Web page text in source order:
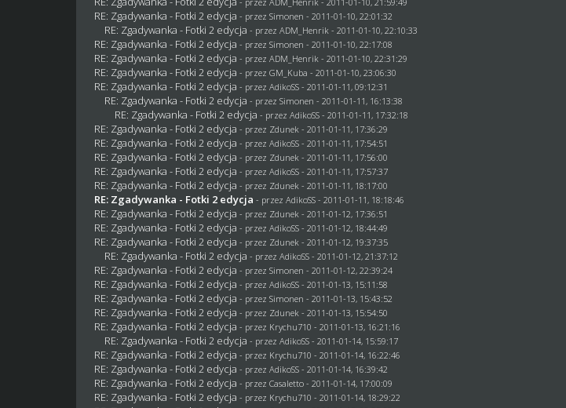
RE: Zgadywanka - Fotki 2 edycja - przezSimonen - 2011-01-10, 22:01:32
RE: Zgadywanka - Fotki 2 edycja - przezADM_Henrik - 2011-01-10, 22:10:33
RE: Zgadywanka - Fotki 2 edycja - przezSimonen - 2011-01-10, 22:17:08
RE: Zgadywanka - Fotki 2 edycja - przezADM_Henrik - 2011-01-10, 22:31:29
RE: Zgadywanka - Fotki 2 edycja - przezGM_Kuba - 2011-01-10, 23:06:30
RE: Zgadywanka - Fotki 2 edycja - przez AdikoSS - 2011-01-11, 09:12:31
RE: Zgadywanka - Fotki 2 edycja - przezSimonen - 2011-01-11, 16:13:38
RE: Zgadywanka - Fotki 2 edycja - przez AdikoSS - 2011-01-11, 17:32:18
RE: Zgadywanka - Fotki 2 edycja - przez Zdunek - 2011-01-11, 17:36:29
RE: Zgadywanka - Fotki 2 edycja - przez AdikoSS - 2011-01-11, 17:54:51
RE: Zgadywanka - Fotki 2 edycja - przez Zdunek - 2011-01-11, 17:56:00
RE: Zgadywanka - Fotki 2 edycja - przez AdikoSS - 2011-01-11, 17:57:37
RE: Zgadywanka - Fotki 2 edycja - przez Zdunek - 2011-01-11, 18:17:00
RE: Zgadywanka - Fotki 2 edycja - przez AdikoSS - 2011-01-11, 18:18:46
RE: Zgadywanka - Fotki 2 edycja - przez Zdunek - 2011-01-12, 17:36:51
RE: Zgadywanka - Fotki 2 edycja - przez AdikoSS - 2011-01-12, 18:44:49
RE: Zgadywanka - Fotki 2 edycja - przez Zdunek - 2011-01-12, 19:37:35
RE: Zgadywanka - Fotki 2 edycja - przez AdikoSS - 2011-01-12, 21:37:12
RE: Zgadywanka - Fotki 2 edycja - przezSimonen - 2011-01-12, 22:39:24
RE: Zgadywanka - Fotki 2 edycja - przez AdikoSS - 2011-01-13, 15:11:58
RE: Zgadywanka - Fotki 2 edycja - przezSimonen - 2011-01-13, 15:43:52
RE: Zgadywanka - Fotki 2 edycja - przez Zdunek - 2011-01-13, 15:54:50
RE: Zgadywanka - Fotki 2 edycja - przez Krychu710 - 2011-01-13, 16:21:16
RE: Zgadywanka - Fotki 2 edycja - przez AdikoSS - 2011-01-14, 15:59:17
RE: Zgadywanka - Fotki 2 edycja - przez Krychu710 - 2011-01-14, 16:22:46
RE: Zgadywanka - Fotki 2 edycja - przez AdikoSS - 2011-01-14, 16:39:42
RE: Zgadywanka - Fotki 2 edycja - przezCasaletto - 2011-01-14, 17:00:09
RE: Zgadywanka - Fotki 2 edycja - przez Krychu710 - 2011-01-14, 18:29:22